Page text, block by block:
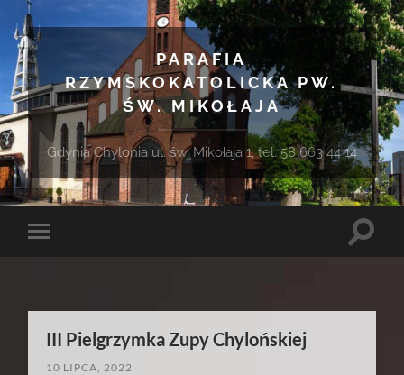
PARAFIA
RZYMSKOKATOLICKA PW.
ŚW. MIKOŁAJA
Gdynia Chylonia ul. św. Mikołaja 1, tel. 58 663 44 14
Toggle
Toggle
III Pielgrzymka Zupy Chylońskiej
10 LIPCA, 2022